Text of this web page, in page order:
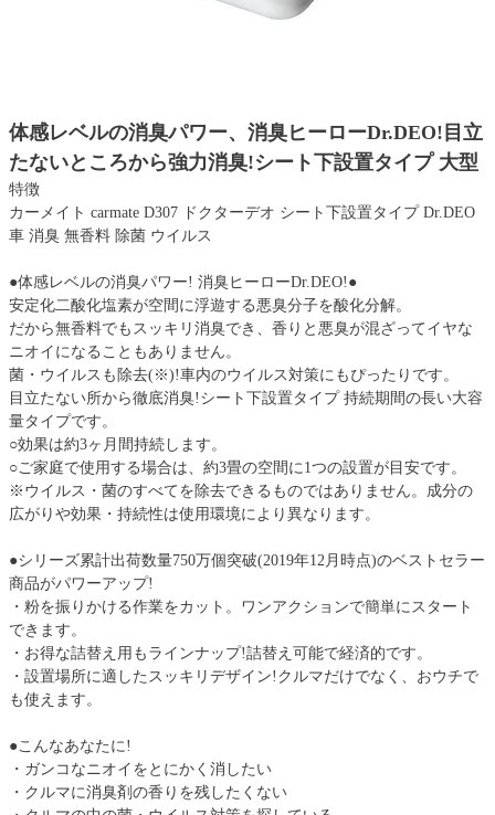
体感レベルの消臭パワー、消臭ヒーローDr.DEO!目立
たないところから強力消臭!シート下設置タイプ 大型
特徴
カーメイト carmate D307 ドクターデオ シート下設置タイプ Dr.DEO
車 消臭 無香料 除菌 ウイルス
●体感レベルの消臭パワー! 消臭ヒーローDr.DEO!●
安定化二酸化塩素が空間に浮遊する悪臭分子を酸化分解。
だから無香料でもスッキリ消臭でき、香りと悪臭が混ざってイヤな
ニオイになることもありません。
菌・ウイルスも除去(※)!車内のウイルス対策にもぴったりです。
目立たない所から徹底消臭!シート下設置タイプ 持続期間の長い大容
量タイプです。
○効果は約3ヶ月間持続します。
○ご家庭で使用する場合は、約3畳の空間に1つの設置が目安です。
※ウイルス・菌のすべてを除去できるものではありません。成分の
広がりや効果・持続性は使用環境により異なります。
●シリーズ累計出荷数量750万個突破(2019年12月時点)のベストセラー
商品がパワーアップ!
・粉を振りかける作業をカット。ワンアクションで簡単にスタート
できます。
・お得な詰替え用もラインナップ!詰替え可能で経済的です。
・設置場所に適したスッキリデザイン!クルマだけでなく、おウチで
も使えます。
●こんなあなたに!
・ガンコなニオイをとにかく消したい
・クルマに消臭剤の香りを残したくない